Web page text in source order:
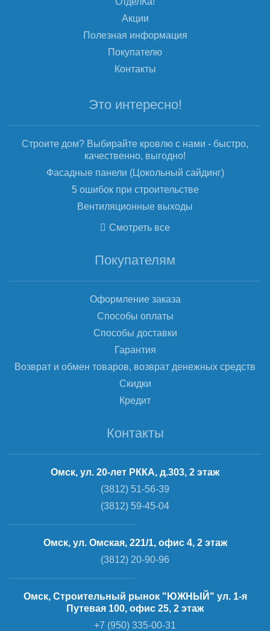
Акции
Полезная информация
Покупателю
Контакты
Это интересно!
Строите дом? Выбирайте кровлю с нами - быстро,
качественно, выгодно!
Фасадные панели (Цокольный сайдинг)
5 ошибок при строительстве
Вентиляционные выходы
Смотреть все
Покупателям
Оформление заказа
Способы оплаты
Способы доставки
Гарантия
Возврат и обмен товаров, возврат денежных средств
Скидки
Кредит
Контакты
Омск, ул. 20-лет РККА, д.303, 2 этаж
(3812) 51-56-39
(3812) 59-45-04
Омск, ул. Омская, 221/1, офис 4, 2 этаж
(3812) 20-90-96
Омск, Строительный рынок "ЮЖНЫЙ" ул. 1-я
Путевая 100, офис 25, 2 этаж
+7 (950) 335-00-31